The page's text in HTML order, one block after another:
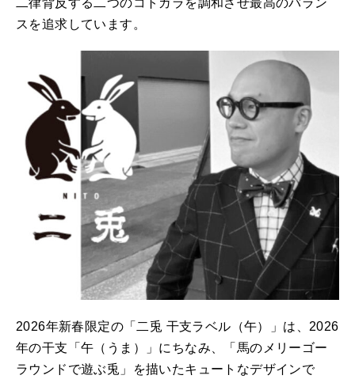
二律背反する二つのコトガラを調和させ最高のバラン
スを追求しています。
2026年新春限定の「二兎 干支ラベル（午）」は、2026
年の干支「午（うま）」にちなみ、「馬のメリーゴー
ラウンドで遊ぶ兎」を描いたキュートなデザインで